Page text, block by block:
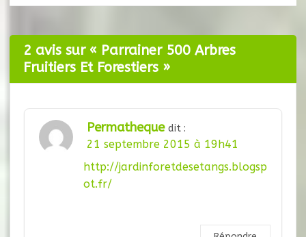
l’article
2 avis sur « Parrainer 500 Arbres
Fruitiers Et Forestiers »
Permatheque dit :
21 septembre 2015 à 19h41
http://jardinforetdesetangs.blogsp
ot.fr/